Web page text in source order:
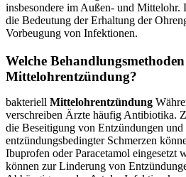
insbesondere im Außen- und Mittelohr.
die Bedeutung der Erhaltung der
Vorbeugung von Infektionen.
Welche
Mittelohrentzündung?
bakteriell Mittelohrentzündung
verschreiben Ärzte häufig Antibiotika.
die Beseitigung von Entzündungen
entzündungsbedingter Schmerzen
Ibuprofen oder Paracetamol eingesetzt
können zur Linderung von